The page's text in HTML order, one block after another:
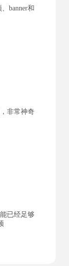
banner和
非常神奇
已经足够